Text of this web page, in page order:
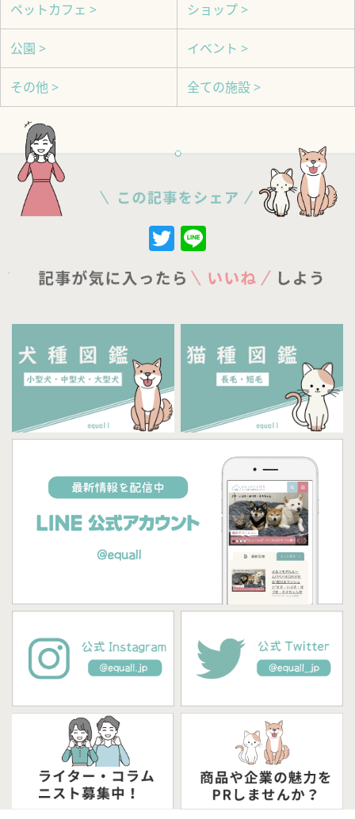
ペットカフェ > ショップ >
公園 > イベント >
その他 > 全ての施設 >
Twitter